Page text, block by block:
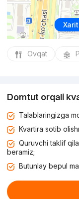
Ovqat
Domtut orqali
Talablaringizga
Kvartira sotib
Quruvchi taklif
beramiz;
Butunlay bepul